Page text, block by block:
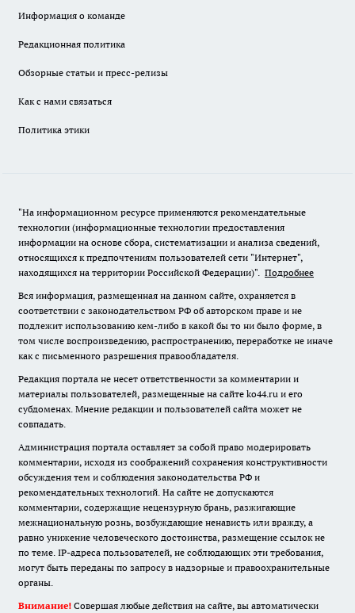
Информация о команде
Редакционная политика
Обзорные статьи и пресс-релизы
Как с нами связаться
Политика этики
"На информационном ресурсе применяются рекомендательные
технологии (информационные технологии предоставления
информации на основе сбора, систематизации и анализа сведений,
относящихся к предпочтениям пользователей сети "Интернет",
находящихся на территории Российской Федерации)". Подробнее
Вся информация, размещенная на данном сайте, охраняется в
соответствии с законодательством РФ об авторском праве и не
подлежит использованию кем-либо в какой бы то ни было форме, в
том числе воспроизведению, распространению, переработке не иначе
как с письменного разрешения правообладателя.
Редакция портала не несет ответственности за комментарии и
материалы пользователей, размещенные на сайте ko44.ru и его
субдоменах. Мнение редакции и пользователей сайта может не
совпадать.
Администрация портала оставляет за собой право модерировать
комментарии, исходя из соображений сохранения конструктивности
обсуждения тем и соблюдения законодательства РФ и
рекомендательных технологий. На сайте не допускаются
комментарии, содержащие нецензурную брань, разжигающие
межнациональную рознь, возбуждающие ненависть или вражду, а
равно унижение человеческого достоинства, размещение ссылок не
по теме. IP-адреса пользователей, не соблюдающих эти требования,
могут быть переданы по запросу в надзорные и правоохранительные
органы.
Внимание! Совершая любые действия на сайте, вы автоматически